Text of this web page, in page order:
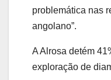
problemática nas
angolano”.
A Alrosa detém
exploração de